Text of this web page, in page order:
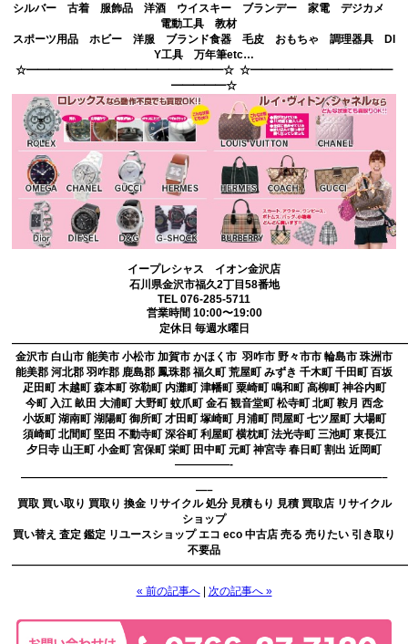
シルバー 古着 服飾品 洋酒 ウイスキー ブランデー 家電 デジカメ
電動工具 教材
スポーツ用品 ホビー 洋服 ブランド食器 毛皮 おもちゃ 調理器具 DI
Y工具 万年筆etc…
☆━━━━━━━━━━━━━━━━━━☆ ☆━━━━━━━━━━━━━
━━━━━☆
イープレシャス イオン金沢店
石川県金沢市福久2丁目58番地
TEL 076-285-5711
営業時間 10:00〜19:00
定休日 毎週水曜日
金沢市 白山市 能美市 小松市 加賀市 かほく市 羽咋市 野々市市 輪島市 珠洲市
能美郡 河北郡 羽咋郡 鹿島郡 鳳珠郡 福久町 荒屋町 みずき 千木町 千田町 百坂
疋田町 木越町 森本町 弥勒町 内灘町 津幡町 粟崎町 鳴和町 高柳町 神谷内町
今町 入江 畝田 大浦町 大野町 蚊爪町 金石 観音堂町 松寺町 北町 鞍月 西念
小坂町 湖南町 湖陽町 御所町 才田町 塚崎町 月浦町 問屋町 七ツ屋町 大場町
須崎町 北間町 堅田 不動寺町 深谷町 利屋町 横枕町 法光寺町 三池町 東長江
夕日寺 山王町 小金町 宮保町 栄町 田中町 元町 神宮寺 春日町 割出 近岡町
—————-
—————————————————————————————————–
—–
買取 買い取り 買取り 換金 リサイクル 処分 見積もり 見積 買取店 リサイクル
ショップ
買い替え 査定 鑑定 リユースショップ エコ eco 中古店 売る 売りたい 引き取り
不要品
« 前の記事へ| 次の記事へ »